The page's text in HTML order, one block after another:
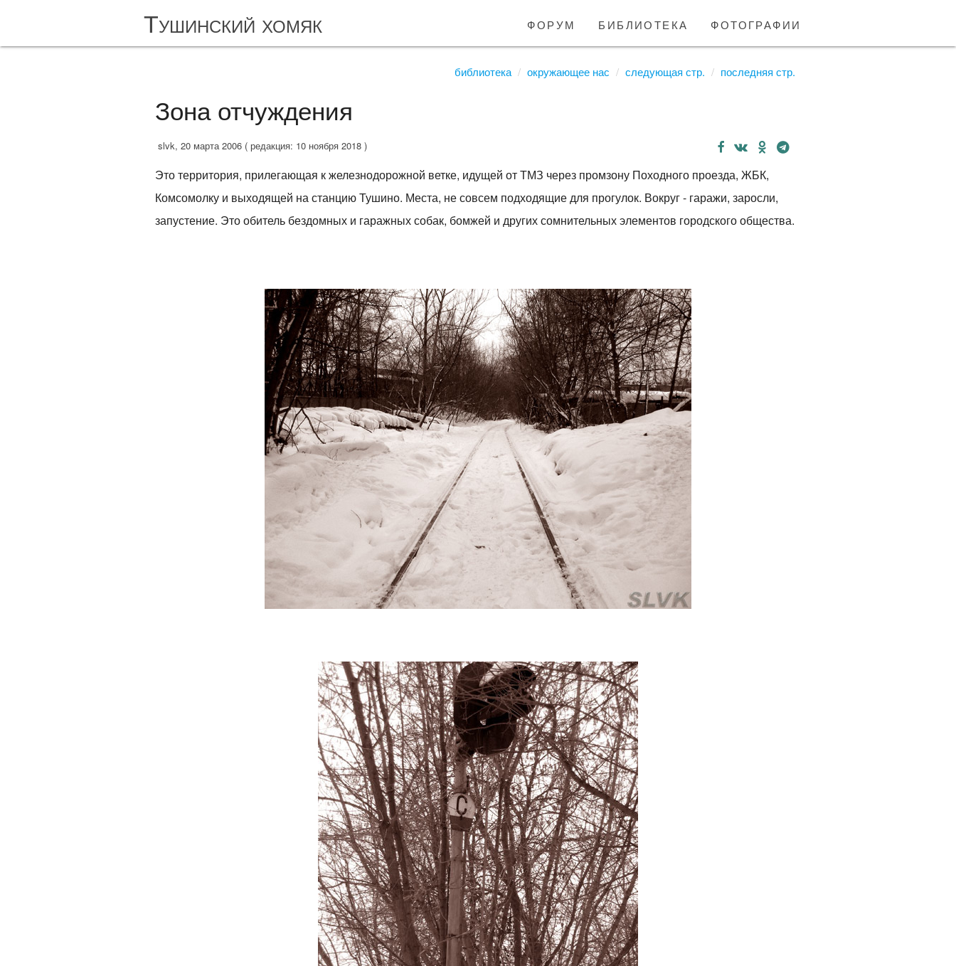
Тушинский хомяк форум библиотека фотографии
библиотека окружающее нас следующая стр. последняя стр.
Зона отчуждения
slvk, 20 марта 2006 ( редакция: 10 ноября 2018 )
Это территория, прилегающая к железнодорожной ветке, идущей от ТМЗ через промзону Походного проезда, ЖБК,
Комсомолку и выходящей на станцию Тушино. Места, не совсем подходящие для прогулок. Вокруг - гаражи, заросли,
запустение. Это обитель бездомных и гаражных собак, бомжей и других сомнительных элементов городского общества.